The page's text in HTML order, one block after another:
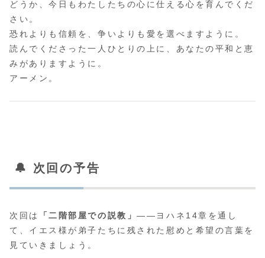
どうか、今日もわたしたちの心に仕える心を育んでくだ
さい。
恐れよりも信頼を、争いよりも愛を選べますように。
読んでくださった一人ひとりの上に、あなたの平和と恵
みがありますように。
アーメン。
🔔 次回の予告
次回は 「二階部屋での説教」――ヨハネ14章を通し
て、イエス様が弟子たちに残された慰めと希望の言葉を
見ていきましょう。